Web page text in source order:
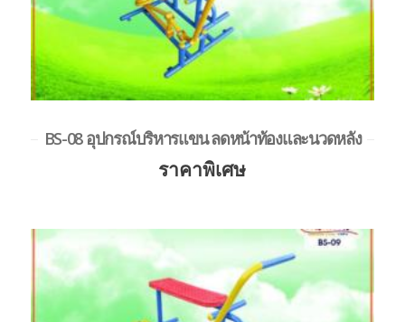
BS-08 อุปกรณ์บริหารแขน ลดหน้าท้องและนวดหลัง
ราคาพิเศษ